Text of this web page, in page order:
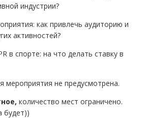
индустрии?
как привлечь аудиторию и
активностей?
в спорте: на что делать ставку в
мероприятия не предусмотрена.
количество мест ограничено.
будет))